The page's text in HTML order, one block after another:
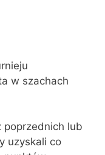
w szachach
poprzednich lub
uzyskali co